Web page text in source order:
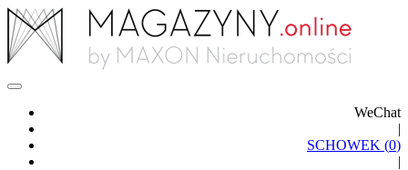
WeChat
|
SCHOWEK (0)
|